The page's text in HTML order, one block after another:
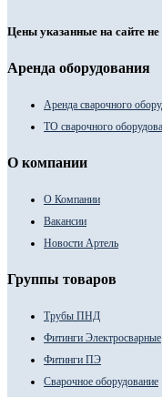
Цены указанные на сайте
Аренда оборудования
Аренда сварочного
ТО сварочного
О компании
О Компании
Вакансии
Новости Артель
Группы товаров
Трубы ПНД
Фитинги Электросварные
Фитинги ПЭ
Сварочное оборудование